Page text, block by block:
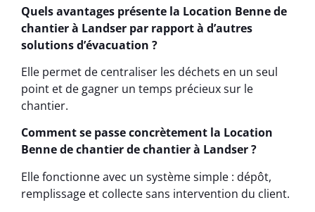
Quels avantages présente la Location Benne de
chantier à Landser par rapport à d’autres
solutions d’évacuation ?
Elle permet de centraliser les déchets en un seul
point et de gagner un temps précieux sur le
chantier.
Comment se passe concrètement la Location
Benne de chantier de chantier à Landser ?
Elle fonctionne avec un système simple : dépôt,
remplissage et collecte sans intervention du client.